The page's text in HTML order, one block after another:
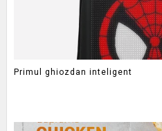
Primul ghiozdan inteligent